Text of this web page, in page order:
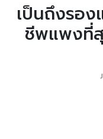
เป็นถึงรอ
ชีพแพงที่